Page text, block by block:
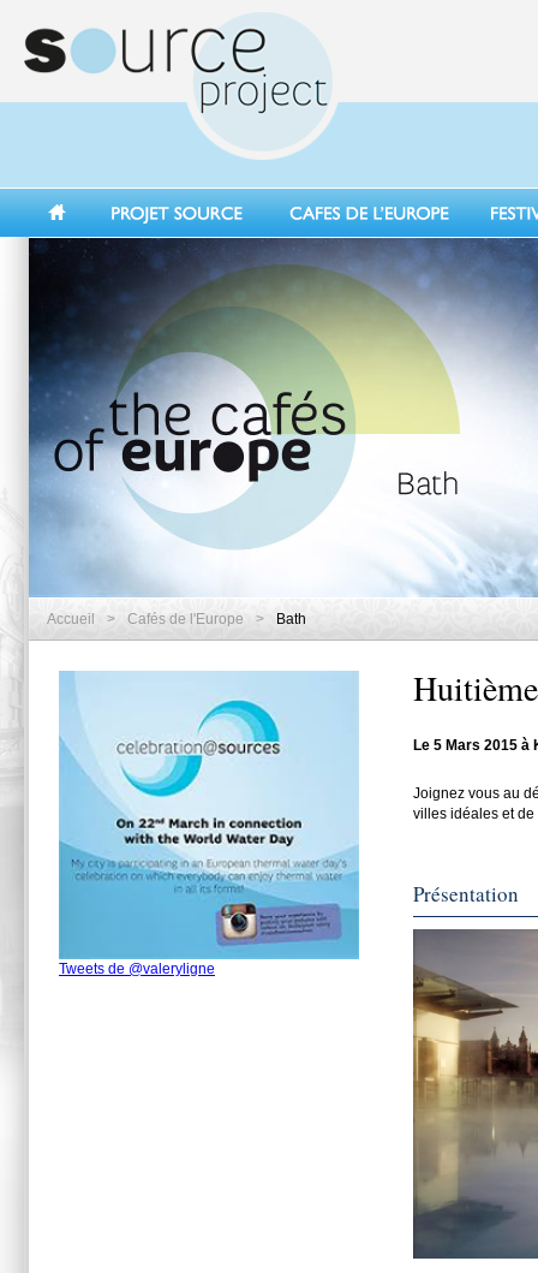
Accueil > Cafés de l'Europe > Bath
Tweets de @valeryligne
Le 5 Mars 2015 à
Joignez vous au
villes idéales et
Présentation